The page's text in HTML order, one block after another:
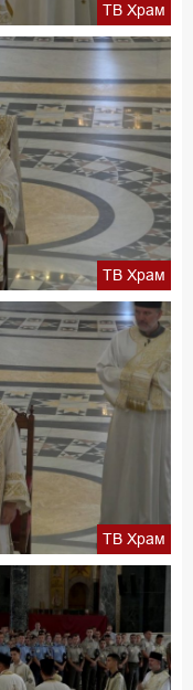
ТВ Храм
ТВ Храм
ТВ Храм